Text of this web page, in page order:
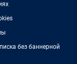
без баннерной